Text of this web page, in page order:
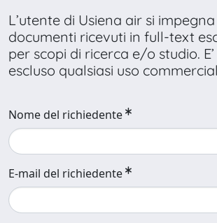
L’utente di Usiena air si
documenti ricevuti in full-text
per scopi di ricerca e/o studio.
escluso qualsiasi uso
Nome del richiedente
E-mail del richiedente